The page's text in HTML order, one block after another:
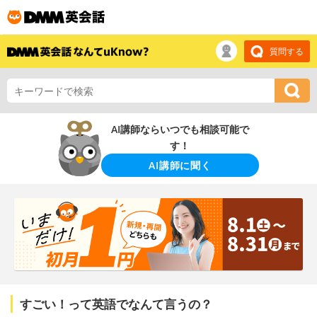
質問する
AI講師ならいつでも相談可能で
す！
AI講師に聞く
すごい！って英語でなんて言うの？